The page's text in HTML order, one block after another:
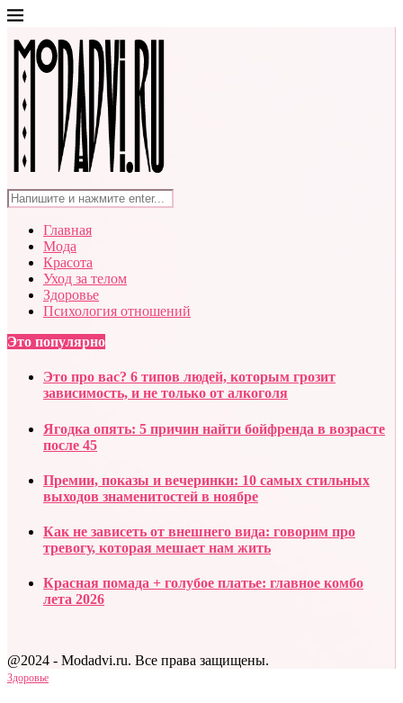
Главная
Мода
Красота
Уход за телом
Здоровье
Психология отношений
Это популярно
Это про вас? 6 типов людей, которым грозит
зависимость, и не только от алкоголя
Ягодка опять: 5 причин найти бойфренда в возрасте
после 45
Премии, показы и вечеринки: 10 самых стильных
выходов знаменитостей в ноябре
Как не зависеть от внешнего вида: говорим про
тревогу, которая мешает нам жить
Красная помада + голубое платье: главное комбо
лета 2026
@2024 - Modadvi.ru. Все права защищены.
Здоровье